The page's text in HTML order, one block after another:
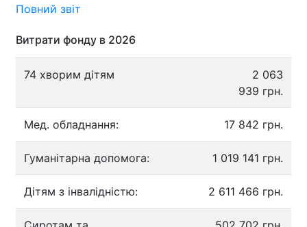
Повний звіт
Витрати фонду в 2026
74 хворим дітям
2 063
939 грн.
Мед. обладнання: 17 842 грн.
Гуманітарна допомога: 1 019 141 грн.
Дітям з інвалідністю: 2 611 466 грн.